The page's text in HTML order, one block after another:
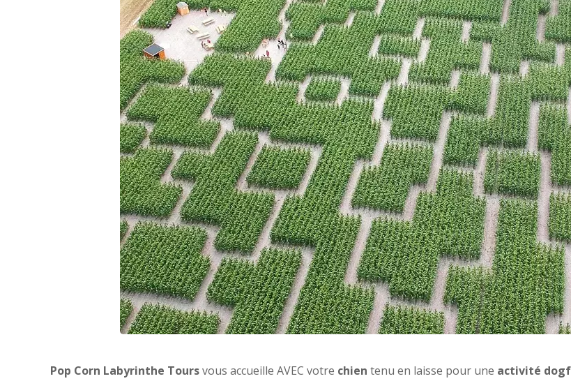
Pop Corn Labyrinthe Toursvous accueille AVEC votre chien tenu en laisse pour une activité